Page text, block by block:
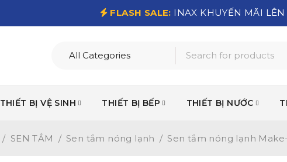
FLASH SALE: INAX KHUYẾN MÃI
THIẾT BỊ VỆ SINH THIẾT BỊ BẾP THIẾT BỊ NƯỚC
/ SEN TẮM / Sen tắm nóng lạnh / Sen tắm nóng lạnh